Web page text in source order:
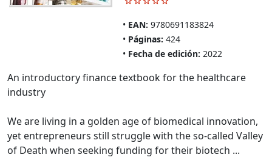
EAN: 9780691183824
Páginas: 424
Fecha de edición: 2022
An introductory finance textbook for the healthcare
industry
We are living in a golden age of biomedical innovation,
yet entrepreneurs still struggle with the so-called Valley
of Death when seeking funding for their biotech ...